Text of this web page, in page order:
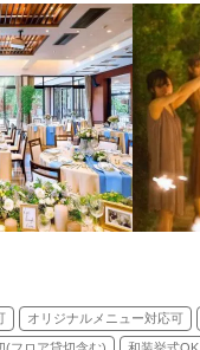
オリジナルメニュー対応可